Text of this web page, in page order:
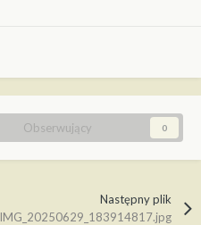
Obserwujący 0
Następny plik
IMG_20250629_183914817.jpg